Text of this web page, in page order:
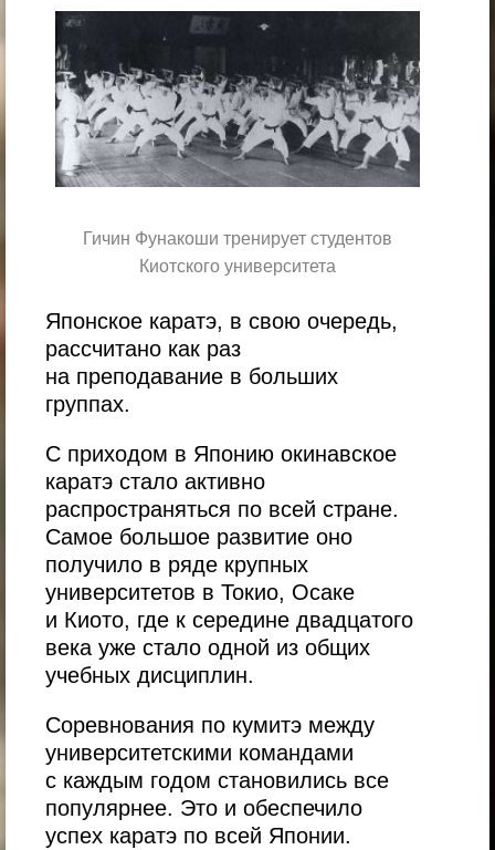
Гичин Фунакоши тренирует студентов
Киотского университета
Японское каратэ, в свою очередь,
рассчитано как раз
на преподавание в больших
группах.
С приходом в Японию окинавское
каратэ стало активно
распространяться по всей стране.
Самое большое развитие оно
получило в ряде крупных
университетов в Токио, Осаке
и Киото, где к середине двадцатого
века уже стало одной из общих
учебных дисциплин.
Соревнования по кумитэ между
университетскими командами
с каждым годом становились все
популярнее. Это и обеспечило
успех каратэ по всей Японии.